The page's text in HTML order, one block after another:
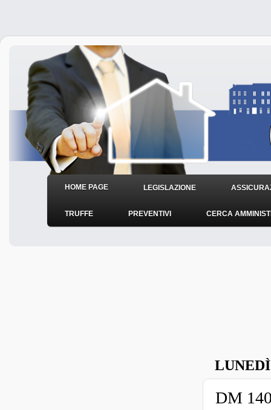
HOME PAGE LEGISLAZIONE
TRUFFE PREVENTIVI CERCA
DM